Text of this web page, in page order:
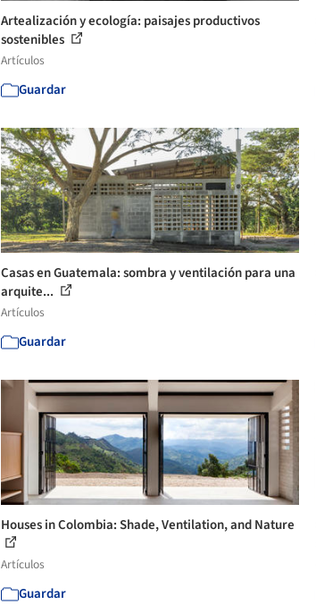
Artealización y ecología: paisajes productivos
sostenibles
Artículos
Guardar
Casas en Guatemala: sombra y ventilación para una
arquite...
Artículos
Guardar
Houses in Colombia: Shade, Ventilation, and Nature
Artículos
Guardar